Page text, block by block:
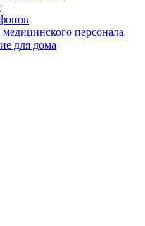
персонала
для дома